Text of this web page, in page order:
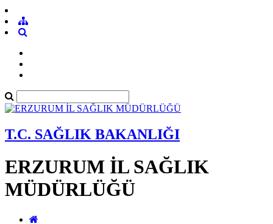
T.C. SAĞLIK BAKANLIĞI
ERZURUM İL SAĞLIK
MÜDÜRLÜĞÜ